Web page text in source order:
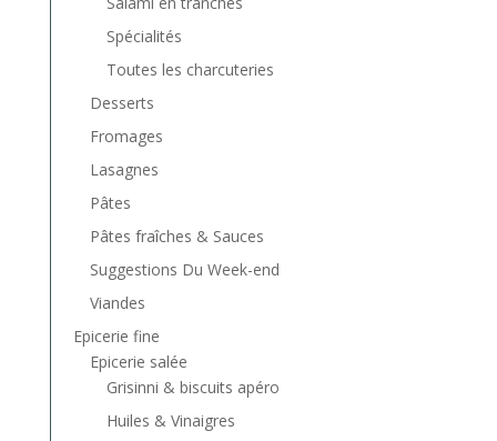
Spécialités
Toutes les charcuteries
Desserts
Fromages
Lasagnes
Pâtes
Pâtes fraîches & Sauces
Suggestions Du Week-end
Viandes
Epicerie fine
Epicerie salée
Grisinni & biscuits apéro
Huiles & Vinaigres